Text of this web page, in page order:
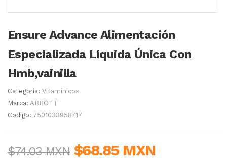
Ensure Advance Alimentación
Especializada Líquida Única Con
Hmb,vainilla
Categoria: Vitamínicos
Marca: ABBOTT
Codigo: 7501033958717
$74.03 MXN $68.85 MXN